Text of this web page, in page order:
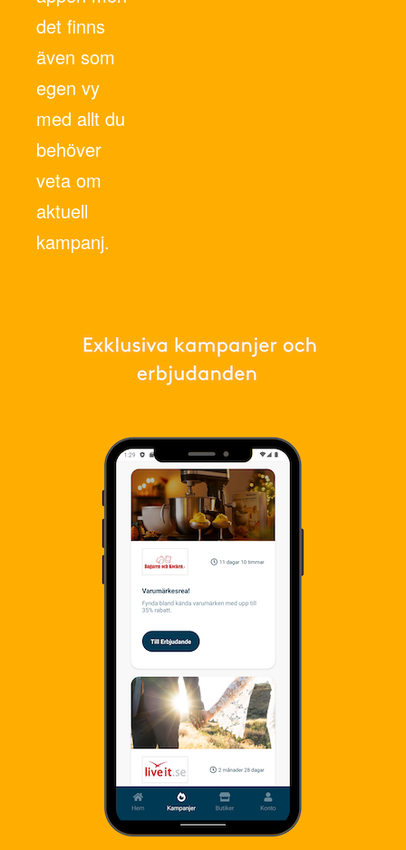
det finns
även som
egen vy
med allt du
behöver
veta om
aktuell
kampanj.